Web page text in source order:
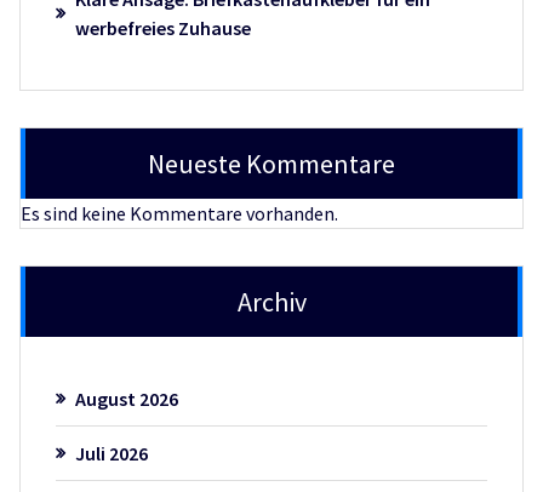
werbefreies Zuhause
Neueste Kommentare
Es sind keine Kommentare vorhanden.
Archiv
August 2026
Juli 2026